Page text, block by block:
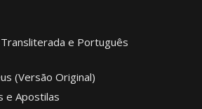
e Português
(Versão Original)
e Apostilas